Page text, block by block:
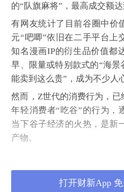
的“队旗麻将”，最高成交额达
有网友统计了目前谷圈中价
元“吧唧”依旧在二手平台上
知名漫画IP的衍生品价值都
早、限量或特别款式的“海景
能卖到这么贵”，成为不少人
然而，Z世代的消费行为，已
年轻消费者“吃谷”的行为，
当下谷子经济的火热，是新
产物。
音译，泛指以漫画、动漫、
次元周边商品。目前国内已
打开财新App